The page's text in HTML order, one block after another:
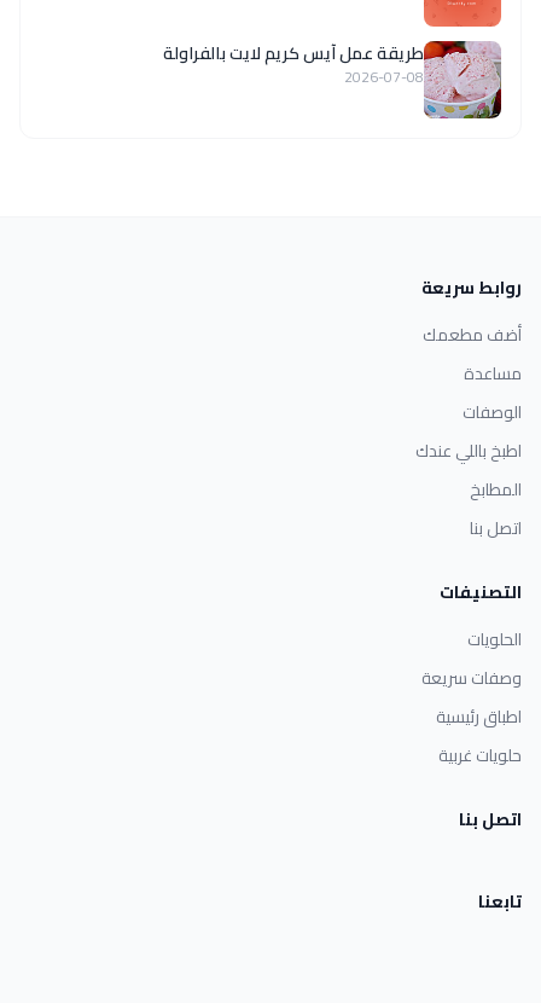
طريقة عمل آيس كريم لايت بالفراولة
2026-07-08
روابط سريعة
أضف مطعمك
مساعدة
الوصفات
اطبخ باللي عندك
المطابخ
اتصل بنا
التصنيفات
الحلويات
وصفات سريعة
اطباق رئيسية
حلويات غربية
اتصل بنا
تابعنا